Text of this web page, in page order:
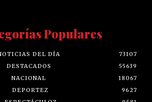
Populares
DEL DÍA
73107
DESTACADOS
55639
NACIONAL
18067
DEPORTEZ
9627